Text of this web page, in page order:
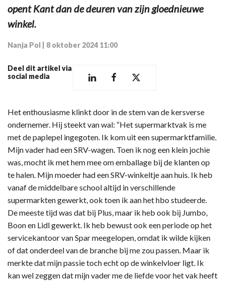
opent Kant dan de deuren van zijn gloednieuwe
winkel.
Nanja Pol 8 oktober 2024 11:00
Deel dit artikel via
social media
Het enthousiasme klinkt door in de stem van de kersverse
ondernemer. Hij steekt van wal: “Het supermarktvak is me
met de paplepel ingegoten. Ik kom uit een supermarktfamilie.
Mijn vader had een SRV-wagen. Toen ik nog een klein jochie
was, mocht ik met hem mee om emballage bij de klanten op
te halen. Mijn moeder had een SRV-winkeltje aan huis. Ik heb
vanaf de middelbare school altijd in verschillende
supermarkten gewerkt, ook toen ik aan het hbo studeerde.
De meeste tijd was dat bij Plus, maar ik heb ook bij Jumbo,
Boon en Lidl gewerkt. Ik heb bewust ook een periode op het
servicekantoor van Spar meegelopen, omdat ik wilde kijken
of dat onderdeel van de branche bij me zou passen. Maar ik
merkte dat mijn passie toch echt op de winkelvloer ligt. Ik
kan wel zeggen dat mijn vader me de liefde voor het vak heeft